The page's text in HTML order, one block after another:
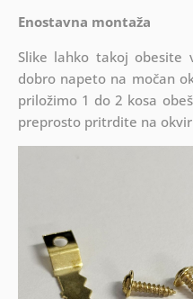
Enostavna montaža
Slike lahko takoj obesite
dobro napeto na močan
priložimo 1 do 2 kosa
preprosto pritrdite na